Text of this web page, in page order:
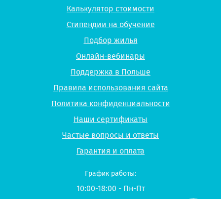
Калькулятор стоимости
Стипендии на обучение
Подбор жилья
Онлайн-вебинары
Поддержка в Польше
Правила использования сайта
Политика конфиденциальности
Наши сертификаты
Частые вопросы и ответы
Гарантия и оплата
График работы:
10:00-18:00 - Пн-Пт